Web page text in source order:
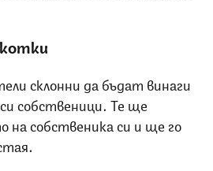
склонни да бъдат винаги
собственици. Те ще
собственика си и ще го